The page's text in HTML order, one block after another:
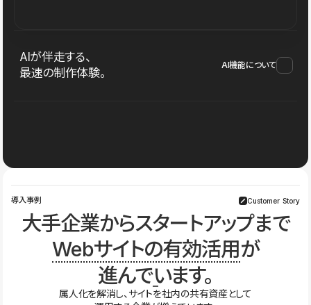
AIが伴走する、
最速の制作体験。
AI機能について
導入事例 Customer Story
大手企業からスタートアップまで
Webサイトの有効活用が
進んでいます。
属人化を解消し、サイトを社内の共有資産として